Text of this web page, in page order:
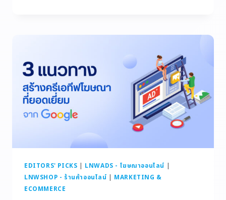
EDITORS' PICKS | LNWADS - โฆษณาออนไลน์ |
LNWSHOP - ร้านค้าออนไลน์ | MARKETING &
ECOMMERCE